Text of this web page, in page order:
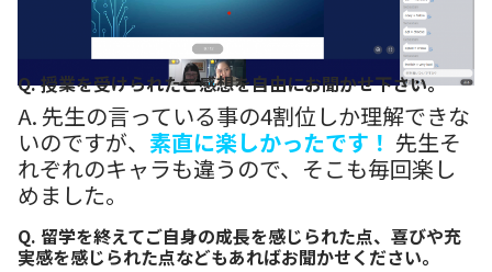
Q. 授業を受けられたご感想を自由にお聞かせ下さい。
A. 先生の言っている事の4割位しか理解できな
いのですが、 素直に楽しかったです！ 先生そ
れぞれのキャラも違うので、そこも毎回楽し
めました。
Q. 留学を終えてご自身の成長を感じられた点、喜びや充
実感を感じられた点などもあればお聞かせください。